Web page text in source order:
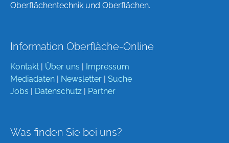
Oberflächentechnik und Oberflächen.
Information Oberfläche-Online
Kontakt Über uns
Impressum
Mediadaten
Newsletter
Suche
Jobs
Datenschutz Partner
Was finden Sie bei uns?